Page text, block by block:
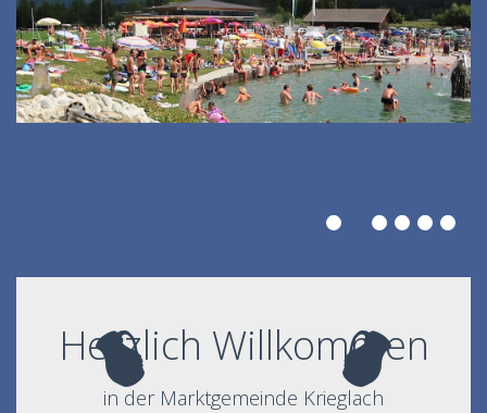
Herzlich Willkommen
in der Marktgemeinde Krieglach